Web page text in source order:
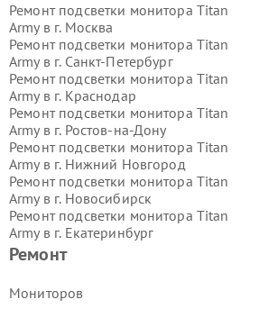
Ремонт
Мониторов
Ремонт подсветки монитора Titan
Army в г. Москва
Ремонт подсветки монитора Titan
Army в г. Санкт-Петербург
Ремонт подсветки монитора Titan
Army в г. Краснодар
Ремонт подсветки монитора Titan
Army в г. Ростов-на-Дону
Ремонт подсветки монитора Titan
Army в г. Нижний Новгород
Ремонт подсветки монитора Titan
Army в г. Новосибирск
Ремонт подсветки монитора Titan
Army в г. Екатеринбург
Ремонт подсветки монитора Titan
Ремонт подсветки монитора Titan
Army в г.Воронеж